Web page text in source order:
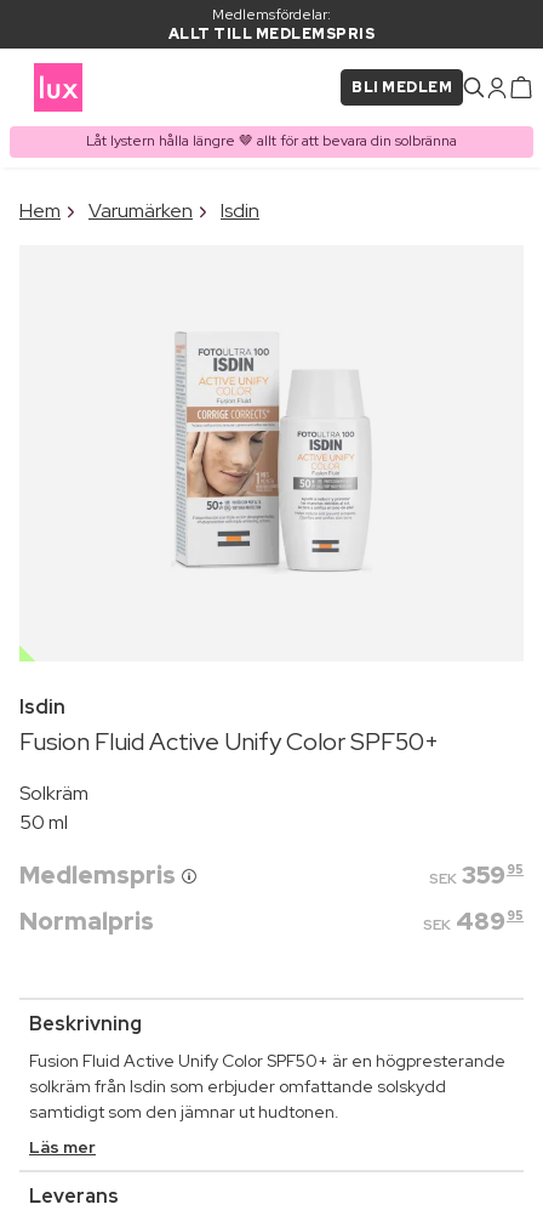
Medlemsfördelar:
ALLT TILL MEDLEMSPRIS
BLI MEDLEM
Låt lystern hålla längre 🤎 allt för att bevara din solbränna
PRODUKT I VARUKORGEN
Hem Varumärken Isdin
OUTLET
Isdin
Fusion Fluid Active Unify Color SPF50+
Solkräm
50 ml
Medlemspris SEK 359 95
Normalpris SEK 489 95
Beskrivning
Fusion Fluid Active Unify Color SPF50+ är en högpresterande
solkräm från Isdin som erbjuder omfattande solskydd
samtidigt som den jämnar ut hudtonen.
Läs mer
Leverans